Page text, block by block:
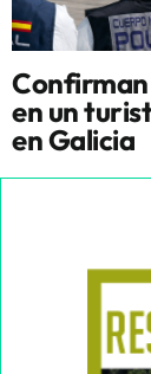
Confirman
en un
en Galicia